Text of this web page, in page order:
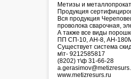
Метизы и
Продукция
Вся продукция
проволока сварочная,
А также все виды
ПП СП-10, АН-8, АН-
Существует система
м\т- 9212585817
(8202) т\ф 31-66-28
www.metizresurs.ru